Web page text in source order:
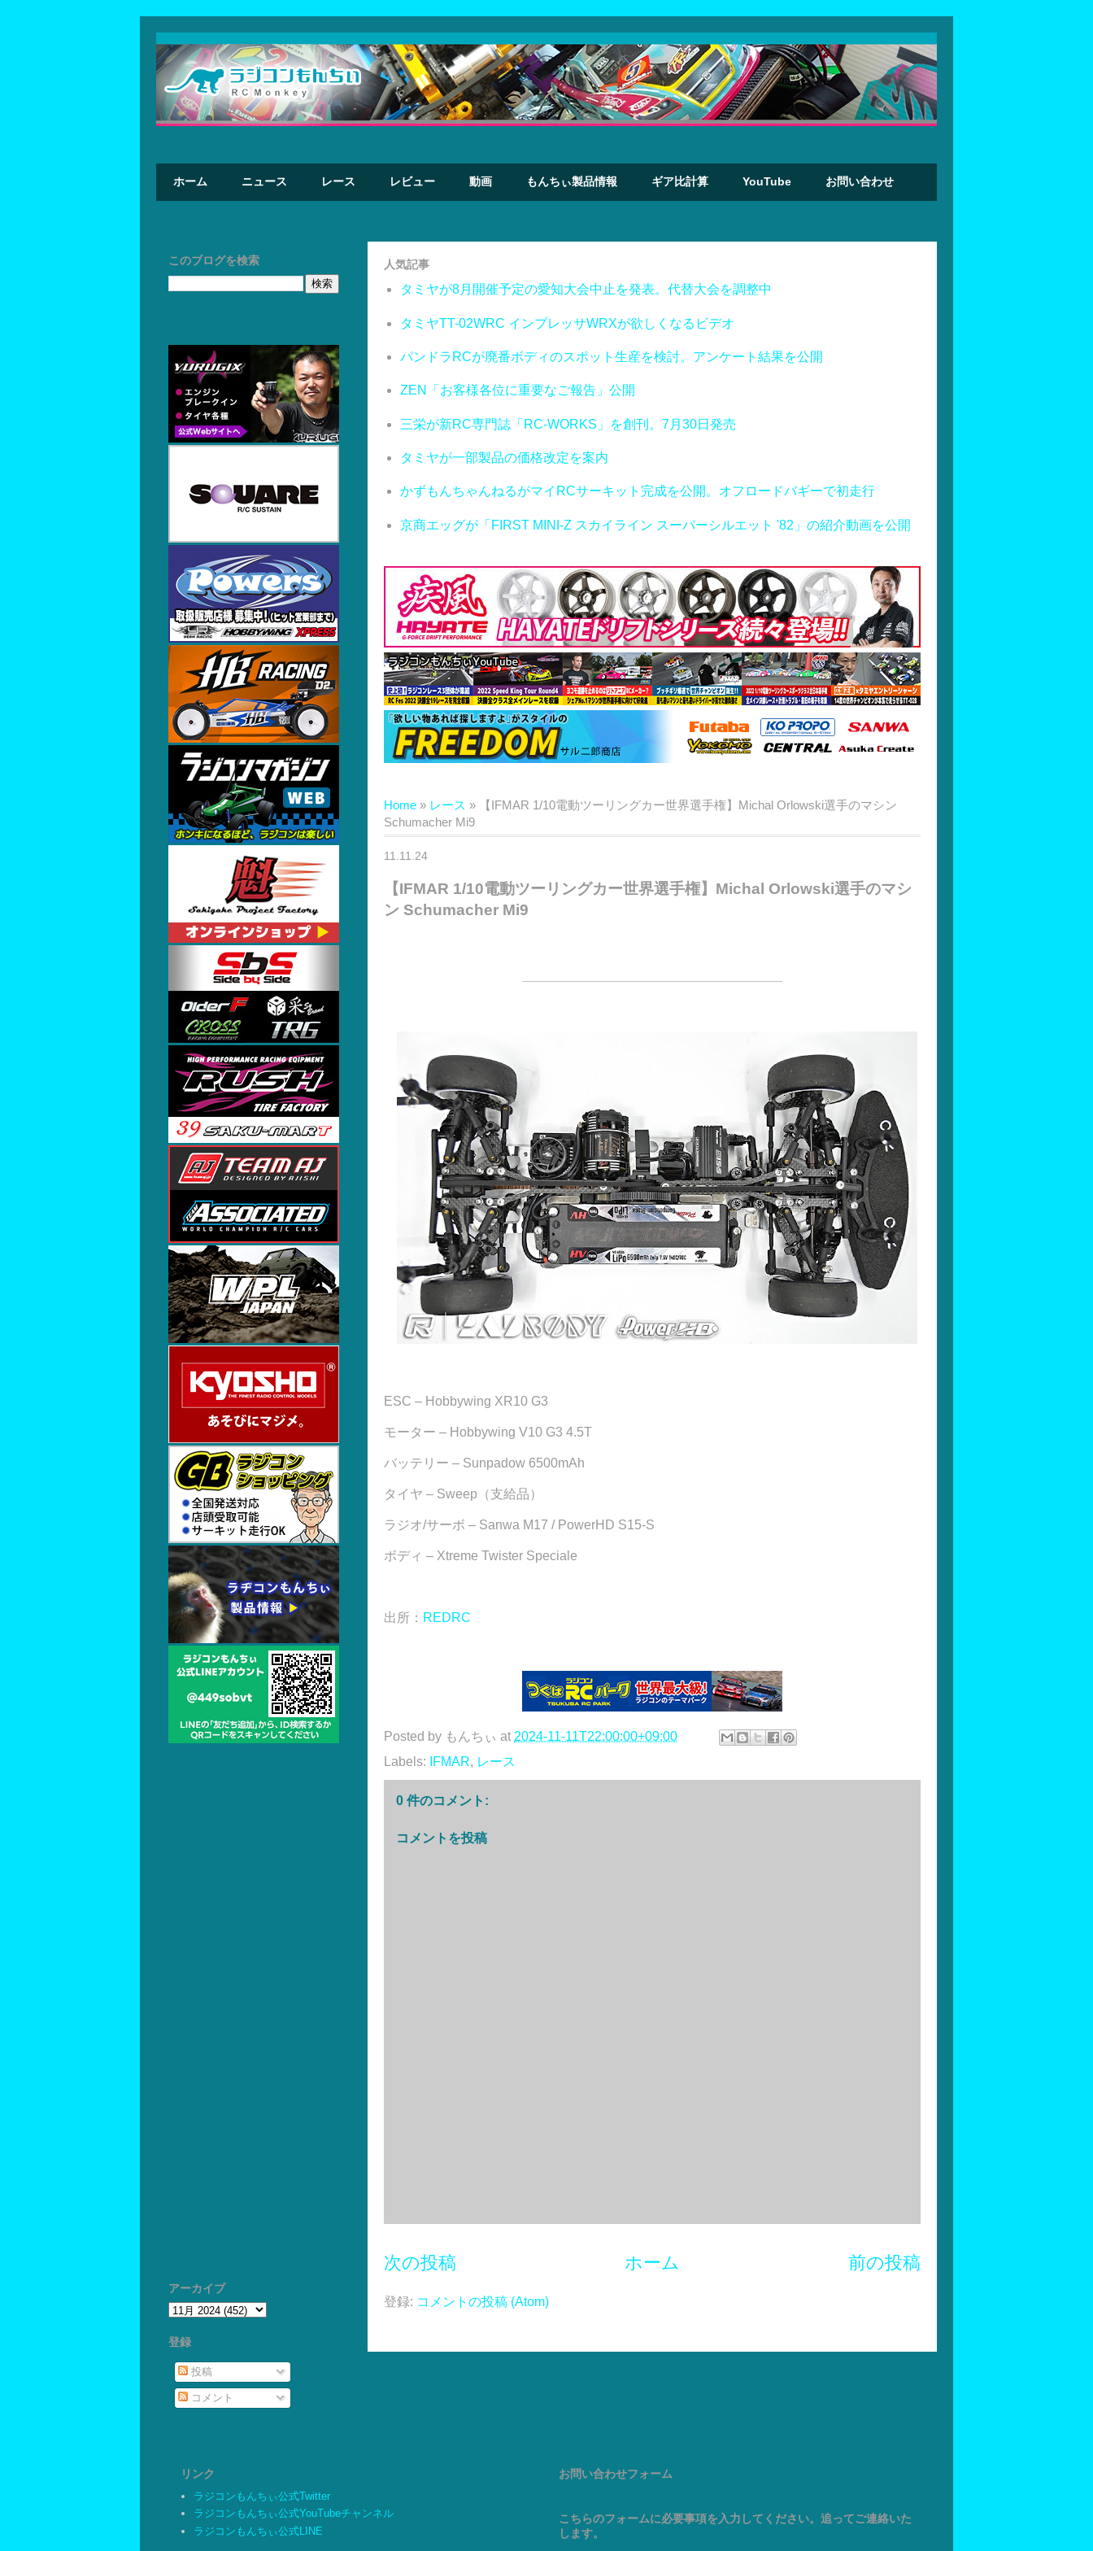
ホーム ニュース レース レビュー 動画 もんちぃ製品情報 ギア比計算 YouTube お問い合わせ
人気記事
タミヤが8月開催予定の愛知大会中止を発表。代替大会を調整中
タミヤTT-02WRC インプレッサWRXが欲しくなるビデオ
パンドラRCが廃番ボディのスポット生産を検討。アンケート結果を公開
ZEN「お客様各位に重要なご報告」公開
三栄が新RC専門誌「RC-WORKS」を創刊。7月30日発売
タミヤが一部製品の価格改定を案内
かずもんちゃんねるがマイRCサーキット完成を公開。オフロードバギーで初走行
京商エッグが「FIRST MINI-Z スカイライン スーパーシルエット '82」の紹介動画を公開
Home » レース »
【IFMAR 1/10電動ツーリングカー世界選手権】Michal Orlowski選手のマシン
Schumacher Mi9
11.11.24
【IFMAR 1/10電動ツーリングカー世界選手権】Michal Orlowski選手のマシ
ン Schumacher Mi9
ESC – Hobbywing XR10 G3
モーター – Hobbywing V10 G3 4.5T
バッテリー – Sunpadow 6500mAh
タイヤ – Sweep（支給品）
ラジオ/サーボ – Sanwa M17 / PowerHD S15-S
ボディ – Xtreme Twister Speciale
出所： REDRC
Posted by もんちぃ at 2024-11-11T22:00:00+09:00
Labels:
IFMAR, レース
0 件のコメント:
コメントを投稿
次の投稿 前の投稿
ホーム
登録: コメントの投稿 (Atom)
このブログを検索
アーカイブ
登録
投稿
コメント
リンク
ラジコンもんちぃ公式Twitter
ラジコンもんちぃ公式YouTubeチャンネル
ラジコンもんちぃ公式LINE
お問い合わせフォーム
こちらのフォームに必要事項を入力してください。追ってご連絡いた
します。